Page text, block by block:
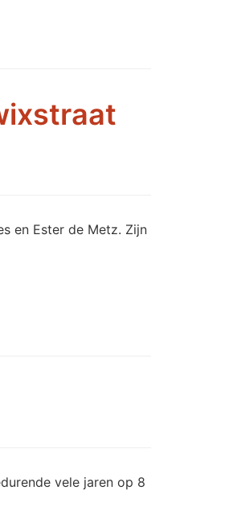
en Ester de Metz. Zijn
vele jaren op 8